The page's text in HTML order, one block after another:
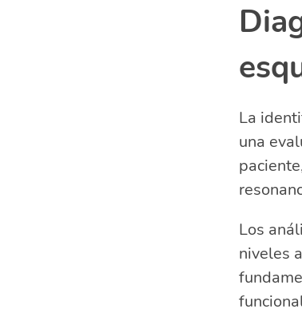
La
una
Los
niveles